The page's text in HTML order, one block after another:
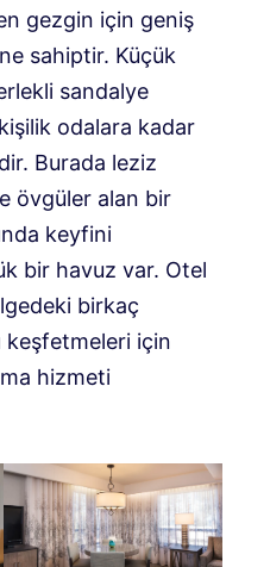
gezgin için geniş
sahiptir. Küçük
sandalye
odalara kadar
Burada leziz
övgüler alan bir
keyfini
bir havuz var. Otel
birkaç
keşfetmeleri için
hizmeti